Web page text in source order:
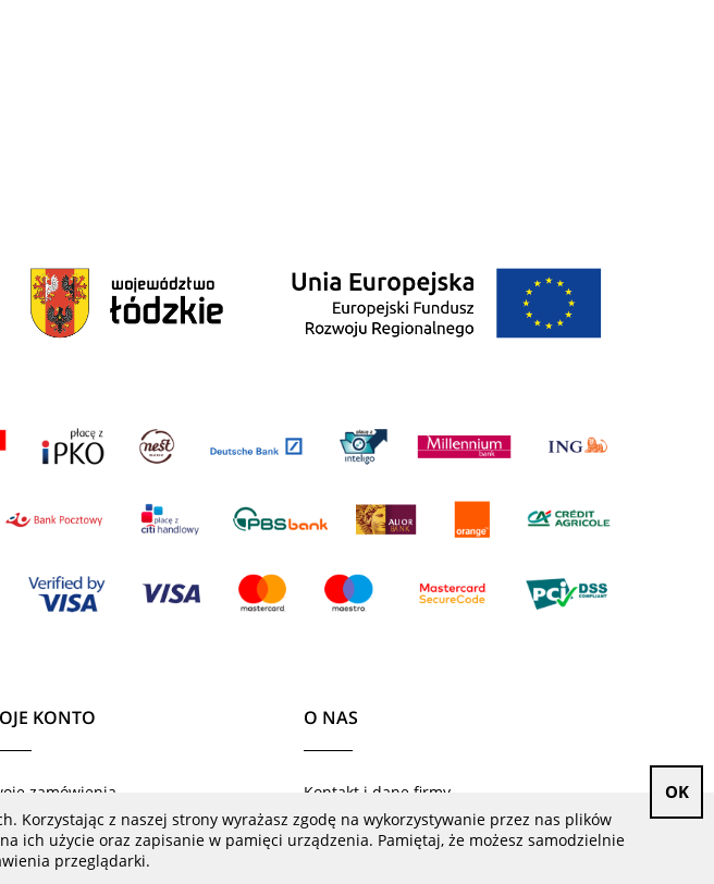
KONTO
zamówienia
konta
O NAS
Kontakt i dane firmy
O firmie
Korzystając z naszej strony wyrażasz zgodę na wykorzystywanie przez nas plików
ich użycie oraz zapisanie w pamięci urządzenia. Pamiętaj, że możesz samodzielnie
przeglądarki.
OK